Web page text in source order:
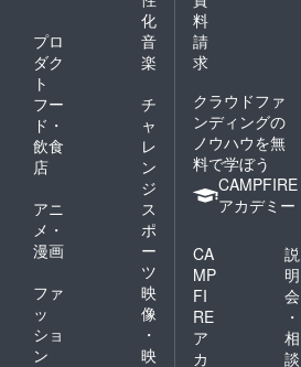
化
プロ
ダク
ト
音
楽
フー
ド・
飲食
店
チ
ャ
レ
ン
ジ
アニ
メ・
漫画
ス
ポ
ー
ツ
ファ
ッ
ショ
ン
映
像
・
映
料
請
求
クラウドファ
ンディングの
ノウハウを無
料で学ぼう
CAMPFIRE
アカデミー
CA
MP
FI
RE
ア
カ
説
明
会
・
相
談